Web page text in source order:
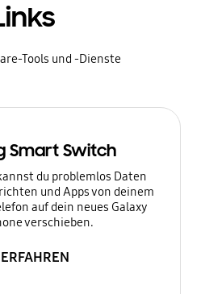
Tools und -Dienste
Smart Switch
du problemlos Daten
und Apps von deinem
auf dein neues Galaxy
verschieben.